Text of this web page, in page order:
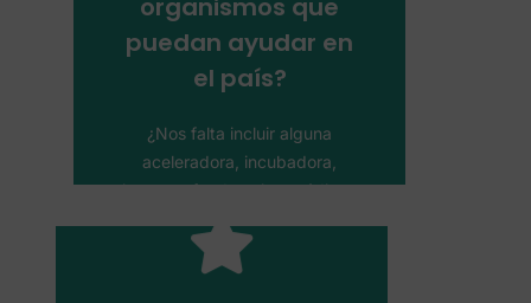
organismos que
puedan ayudar en
el país?
¿Nos falta incluir alguna
aceleradora, incubadora,
inversor, fondo, microcréditos,
Añade los agentes
al ecosistema
Ayúdanos a completar este
mapa para ayudar a otros